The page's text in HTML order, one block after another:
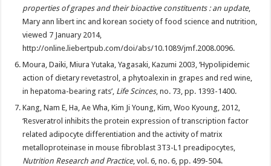
properties of grapes and their bioactive constituents : an update,
Mary ann libert inc and korean society of food science and nutrition,
viewed 7 January 2014,
http://online.liebertpub.com/doi/abs/10.1089/jmf.2008.0096.
Moura, Daiki, Miura Yutaka, Yagasaki, Kazumi 2003, ‘Hypolipidemic
action of dietary revetastrol, a phytoalexin in grapes and red wine,
in hepatoma-bearing rats’, Life Scinces, no. 73, pp. 1393-1400.
Kang, Nam E, Ha, Ae Wha, Kim Ji Young, Kim, Woo Kyoung, 2012,
‘Resveratrol inhibits the protein expression of transcription factor
related adipocyte differentiation and the activity of matrix
metalloproteinase in mouse fibroblast 3T3-L1 preadipocytes,
Nutrition Research and Practice, vol. 6, no. 6, pp. 499-504.